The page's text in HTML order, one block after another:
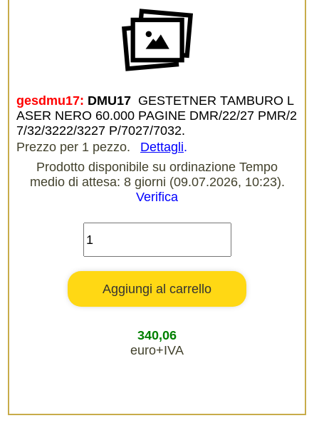
gesdmu17: DMU17 GESTETNER TAMBURO L
ASER NERO 60.000 PAGINE DMR/22/27 PMR/2
7/32/3222/3227 P/7027/7032.
Prezzo per 1 pezzo.
Dettagli.
Prodotto disponibile su ordinazione Tempo
medio di attesa: 8 giorni (09.07.2026, 10:23).
Verifica
340,06
euro+IVA